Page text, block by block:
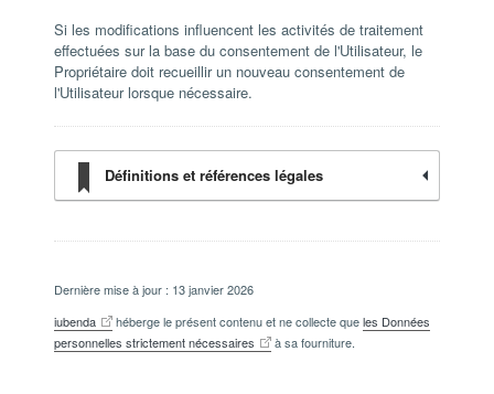
Si les modifications influencent les activités de traitement
effectuées sur la base du consentement de l'Utilisateur, le
Propriétaire doit recueillir un nouveau consentement de
l'Utilisateur lorsque nécessaire.
Définitions et références légales
Dernière mise à jour : 13 janvier 2026
iubenda
héberge le présent contenu et ne collecte queles Données
personnelles strictement nécessaires
à sa fourniture.